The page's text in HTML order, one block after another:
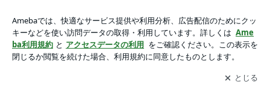
のいろとりどり」などなど。 | えかきにっき
アプリをダウンロードして ブログの更新通知
を受け取りまし
ょう。
開く